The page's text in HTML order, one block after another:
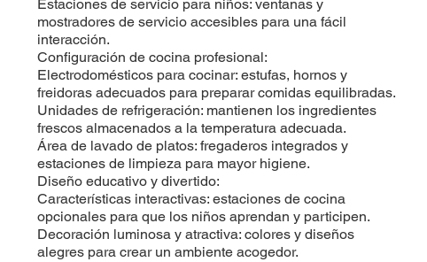
Estaciones de servicio para niños: ventanas y
mostradores de servicio accesibles para una fácil
interacción.
Configuración de cocina profesional:
Electrodomésticos para cocinar: estufas, hornos y
freidoras adecuados para preparar comidas equilibradas.
Unidades de refrigeración: mantienen los ingredientes
frescos almacenados a la temperatura adecuada.
Área de lavado de platos: fregaderos integrados y
estaciones de limpieza para mayor higiene.
Diseño educativo y divertido:
Características interactivas: estaciones de cocina
opcionales para que los niños aprendan y participen.
Decoración luminosa y atractiva: colores y diseños
alegres para crear un ambiente acogedor.